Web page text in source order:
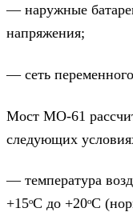
— наружные
напряжения;
— сеть
Мост МО-61
следующих
— температура
+15ᵒС до +20ᵒС